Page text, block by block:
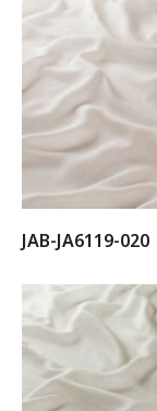
JAB-JA6119-020